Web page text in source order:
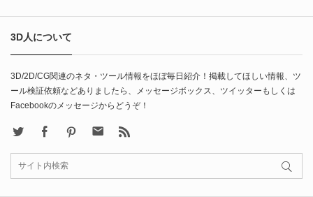
3D人について
3D/2D/CG関連のネタ・ツール情報をほぼ毎日紹介！掲載してほしい情報、ツ
ール検証依頼などありましたら、メッセージボックス、ツイッターもしくは
Facebookのメッセージからどうぞ！
FacebookPinterest Contact